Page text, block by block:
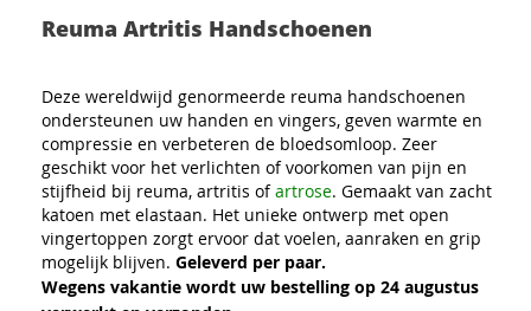
Reuma Artritis Handschoenen
Deze wereldwijd genormeerde reuma handschoenen
ondersteunen uw handen en vingers, geven warmte en
compressie en verbeteren de bloedsomloop. Zeer
geschikt voor het verlichten of voorkomen van pijn en
stijfheid bij reuma, artritis ofartrose. Gemaakt van zacht
katoen met elastaan. Het unieke ontwerp met open
vingertoppen zorgt ervoor dat voelen, aanraken en grip
mogelijk blijven. Geleverd per paar.
Wegens vakantie wordt uw bestelling op 24 augustus